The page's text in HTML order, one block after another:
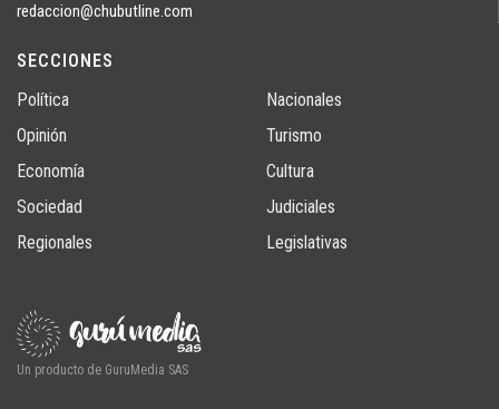
redaccion@chubutline.com
SECCIONES
Política
Opinión
Economía
Sociedad
Regionales
Nacionales
Turismo
Cultura
Judiciales
Legislativas
Un producto de GuruMedia SAS